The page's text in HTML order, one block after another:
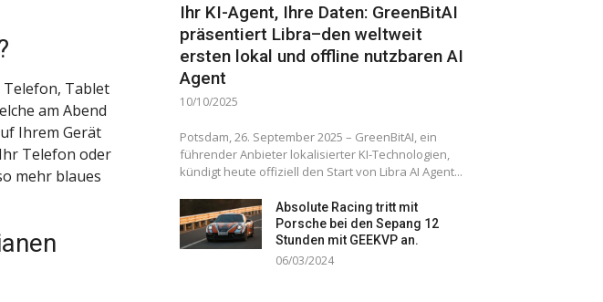
Tablet
am Abend
Ihrem Gerät
Telefon oder
mehr blaues
Ihr KI-Agent, Ihre Daten: GreenBitAI
präsentiert Libra–den weltweit
ersten lokal und offline nutzbaren AI
Agent
10/10/2025
Potsdam, 26. September 2025 – GreenBitAI, ein
führender Anbieter lokalisierter KI-Technologien,
kündigt heute offiziell den Start von Libra AI Agent...
Absolute Racing tritt mit
Porsche bei den Sepang 12
Stunden mit GEEKVP an.
06/03/2024